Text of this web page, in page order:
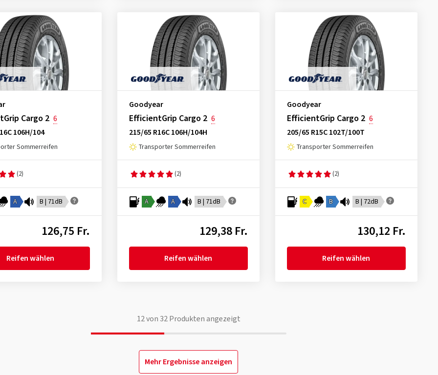
Cargo 2 6
106H/104
Sommerreifen
(2)
A B | 71dB
126,75 Fr.
Reifen wählen
Goodyear
EfficientGrip Cargo 2 6
215/65 R16C 106H/104H
Transporter Sommerreifen
(2)
A A B | 71dB
129,38 Fr.
Reifen wählen
Goodyear
EfficientGrip Cargo 2 6
205/65 R15C 102T/100T
Transporter Sommerreifen
(2)
C B B | 72dB
130,12 Fr.
Reifen wählen
12von 32Produkten angezeigt
Mehr Ergebnisse anzeigen